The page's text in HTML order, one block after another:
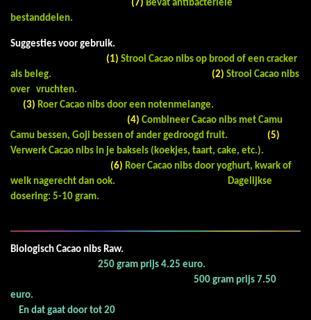
(7) Bevat antibacteriële
bestanddelen.
Suggesties voor gebruik.
(1) Strooi Cacao nibs op brood of een cracker
als beleg. (2) Strooi Cacao nibs
over vruchten.
(3) Roer Cacao nibs door een notenmelange.
(4) Combineer Cacao nibs met Camu
Camu bessen, Goji bessen of ander gedroogd fruit. (5)
Verwerk Cacao nibs in je baksels (koekjes, taart, cake, etc.).
(6) Roer Cacao nibs door yoghurt, kwark of
welk nagerecht dan ook. Dagelijkse
dosering: 5-10 gram.
Biologisch Cacao nibs Raw.
250 gram prijs 4.25 euro.
500 gram prijs 7.50
euro.
En dat gaat door tot 20